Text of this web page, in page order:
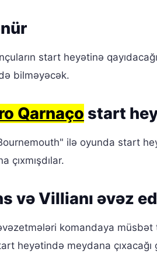
start heyətinə
bilməyəcək.
Qarnaço start
ilə oyunda start
və Villianı əvəz
komandaya
heyətində meydana çıxacağı